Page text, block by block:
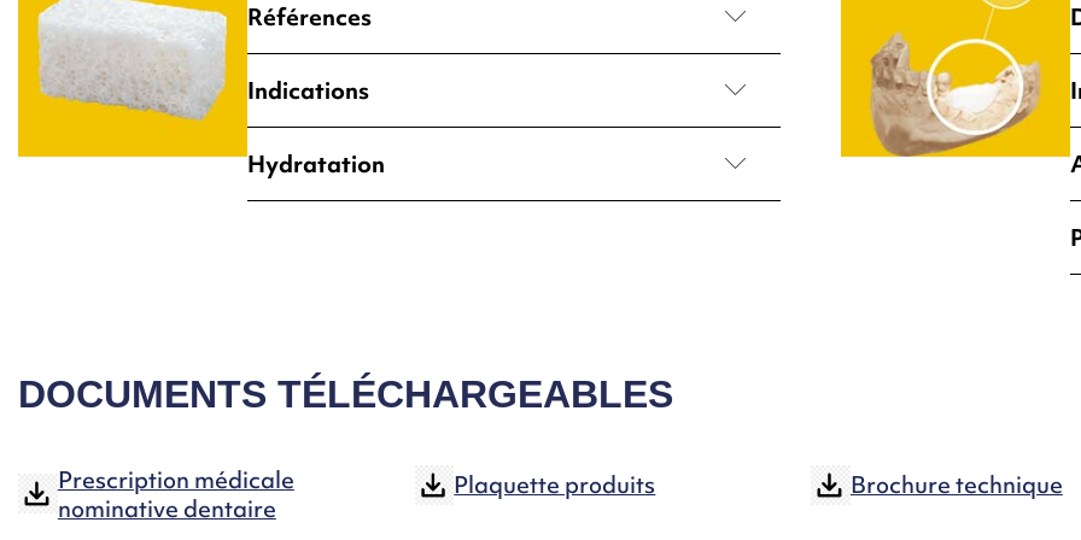
Références
Indications
Hydratation
DOCUMENTS TÉLÉCHARGEABLES
Prescription médicale
nominative dentaire
Plaquette produits Brochure technique